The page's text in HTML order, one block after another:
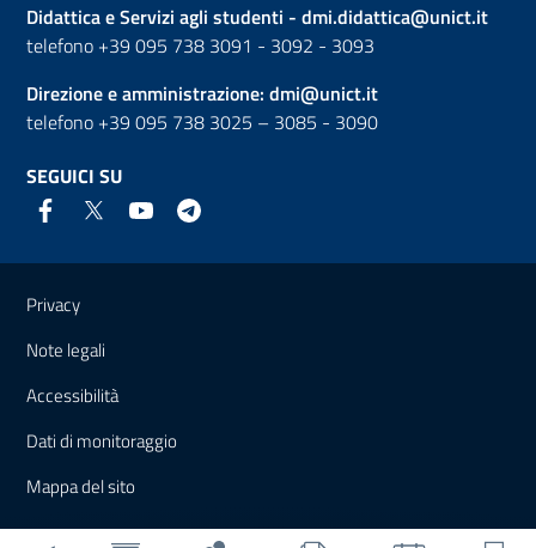
Didattica e Servizi agli studenti - dmi.didattica@unict.it
telefono +39 095 738 3091 - 3092 - 3093
Direzione e amministrazione: dmi@unict.it
telefono +39 095 738 3025 – 3085 - 3090
SEGUICI SU
Link e informazioni utili
Privacy
Note legali
Accessibilità
Dati di monitoraggio
Mappa del sito